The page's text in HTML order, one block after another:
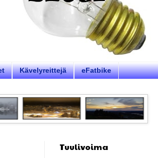
Kävelyreittejä eFatbike
Tuulivoima